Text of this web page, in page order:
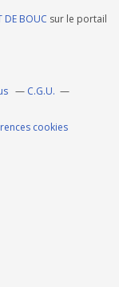
DE BOUC sur le portail
C.G.U.
cookies